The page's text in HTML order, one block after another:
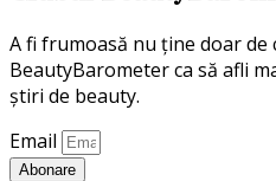
A fi frumoasă nu ține doar de
BeautyBarometer ca să afli
știri de beauty.
Email
Abonare